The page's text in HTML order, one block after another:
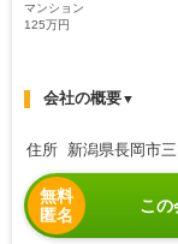
マンション
125万円
会社の概要▼
住所 新潟県長岡市
無料
匿名
この